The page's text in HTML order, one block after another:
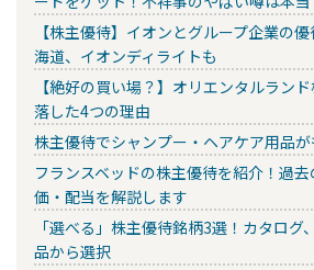
【株主優待】イオンとグループ企業の
海道、イオンディライトも
【絶好の買い場？】オリエンタルラン
落した4つの理由
株主優待でシャンプー・ヘアケア用品
フランスベッドの株主優待を紹介！過
価・配当を解説します
「選べる」株主優待銘柄3選！カタログ
品から選択